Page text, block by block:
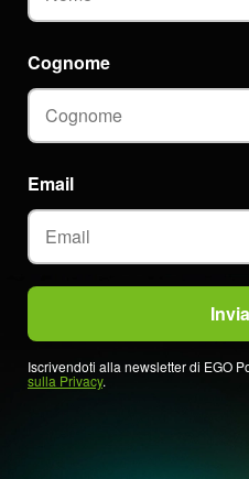
Email
Cognome
Iscrivendoti alla newsletter di EGO
sulla Privacy.